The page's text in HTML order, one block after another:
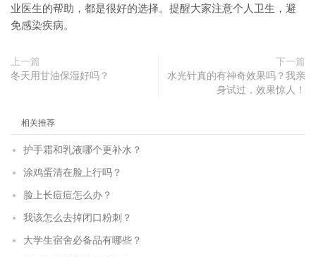
业医生的帮助，都是很好的选择。提醒大家注意个人卫生，避
免感染疾病。
上一篇
冬天用甘油保湿好吗？
下一篇
水光针真的有神奇效果吗？我亲
身试过，效果惊人！
相关推荐
护手霜和乳液哪个更补水？
涂鸡蛋清在脸上行吗？
脸上长痘痘怎么办？
我该怎么去掉闭口粉刺？
大学生宿舍必备品有哪些？